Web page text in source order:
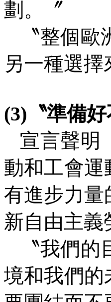
劃。〞
〝整個
另一種選
(3) 〝準備
宣言聲明
動和工會運
有進步力量
新自由主義
〝我們
境和我們的